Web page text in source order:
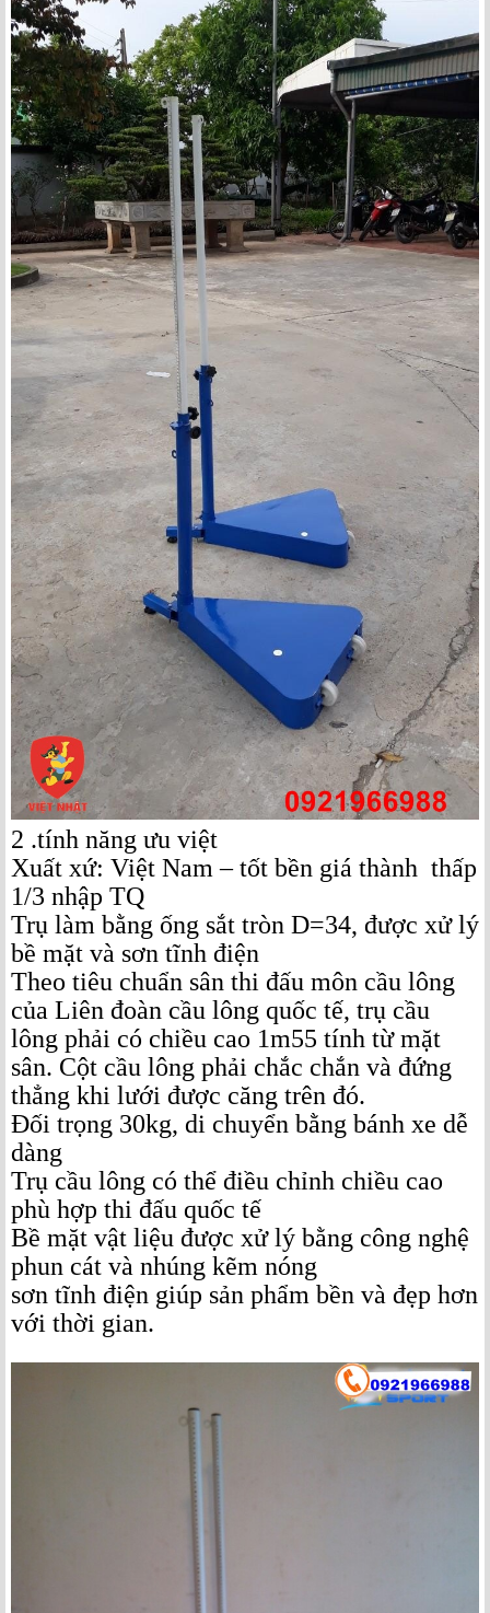
2 .tính năng ưu việt
Xuất xứ: Việt Nam – tốt bền giá thành thấp
1/3 nhập TQ
Trụ làm bằng ống sắt tròn D=34, được xử lý
bề mặt và sơn tĩnh điện
Theo tiêu chuẩn sân thi đấu môn cầu lông
của Liên đoàn cầu lông quốc tế, trụ cầu
lông phải có chiều cao 1m55 tính từ mặt
sân. Cột cầu lông phải chắc chắn và đứng
thẳng khi lưới được căng trên đó.
Đối trọng 30kg, di chuyển bằng bánh xe dễ
dàng
Trụ cầu lông có thể điều chỉnh chiều cao
phù hợp thi đấu quốc tế
Bề mặt vật liệu được xử lý bằng công nghệ
phun cát và nhúng kẽm nóng
sơn tĩnh điện giúp sản phẩm bền và đẹp hơn
với thời gian.